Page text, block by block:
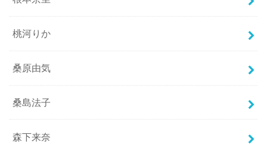
桃河りか
桑原由気
桑島法子
森下来奈